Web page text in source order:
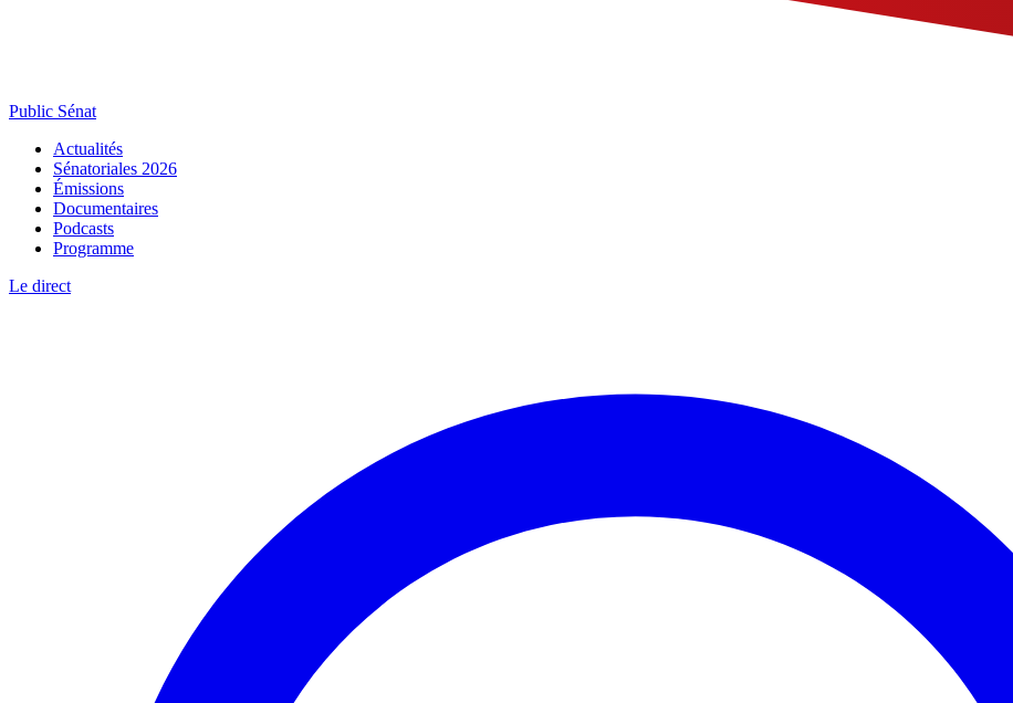
Public Sénat
Actualités
Sénatoriales 2026
Émissions
Documentaires
Podcasts
Programme
Le direct